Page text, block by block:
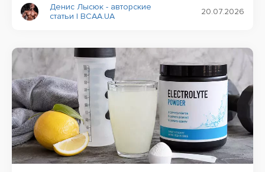
Денис Лысюк - авторские
статьи | BCAA.UA
20.07.2026